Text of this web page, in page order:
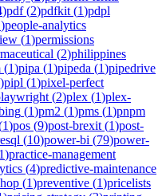
)pdf(2)pdfkit (1)pdpl
)people-analytics
(1)permissions
(2)philippines
(1)pipa (1)pipeda (1)pipedrive
)pipl (1)pixel-perfect
(2)plex (1)plex-
(1)pm2 (1)pms (1)pnpm
1)pos (9)post-brexit (1)post-
(10)power-bi (79)power-
1)practice-management
(4)predictive-maintenance
(1)preventive (1)pricelists